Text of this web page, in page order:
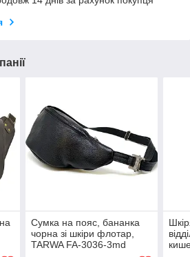
Сумка на пояс, бананка
чорна зі шкіри флотар,
TARWA FA-3036-3md